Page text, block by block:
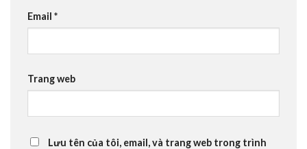
Email *
Trang web
Lưu tên của tôi, email, và trang web trong trình